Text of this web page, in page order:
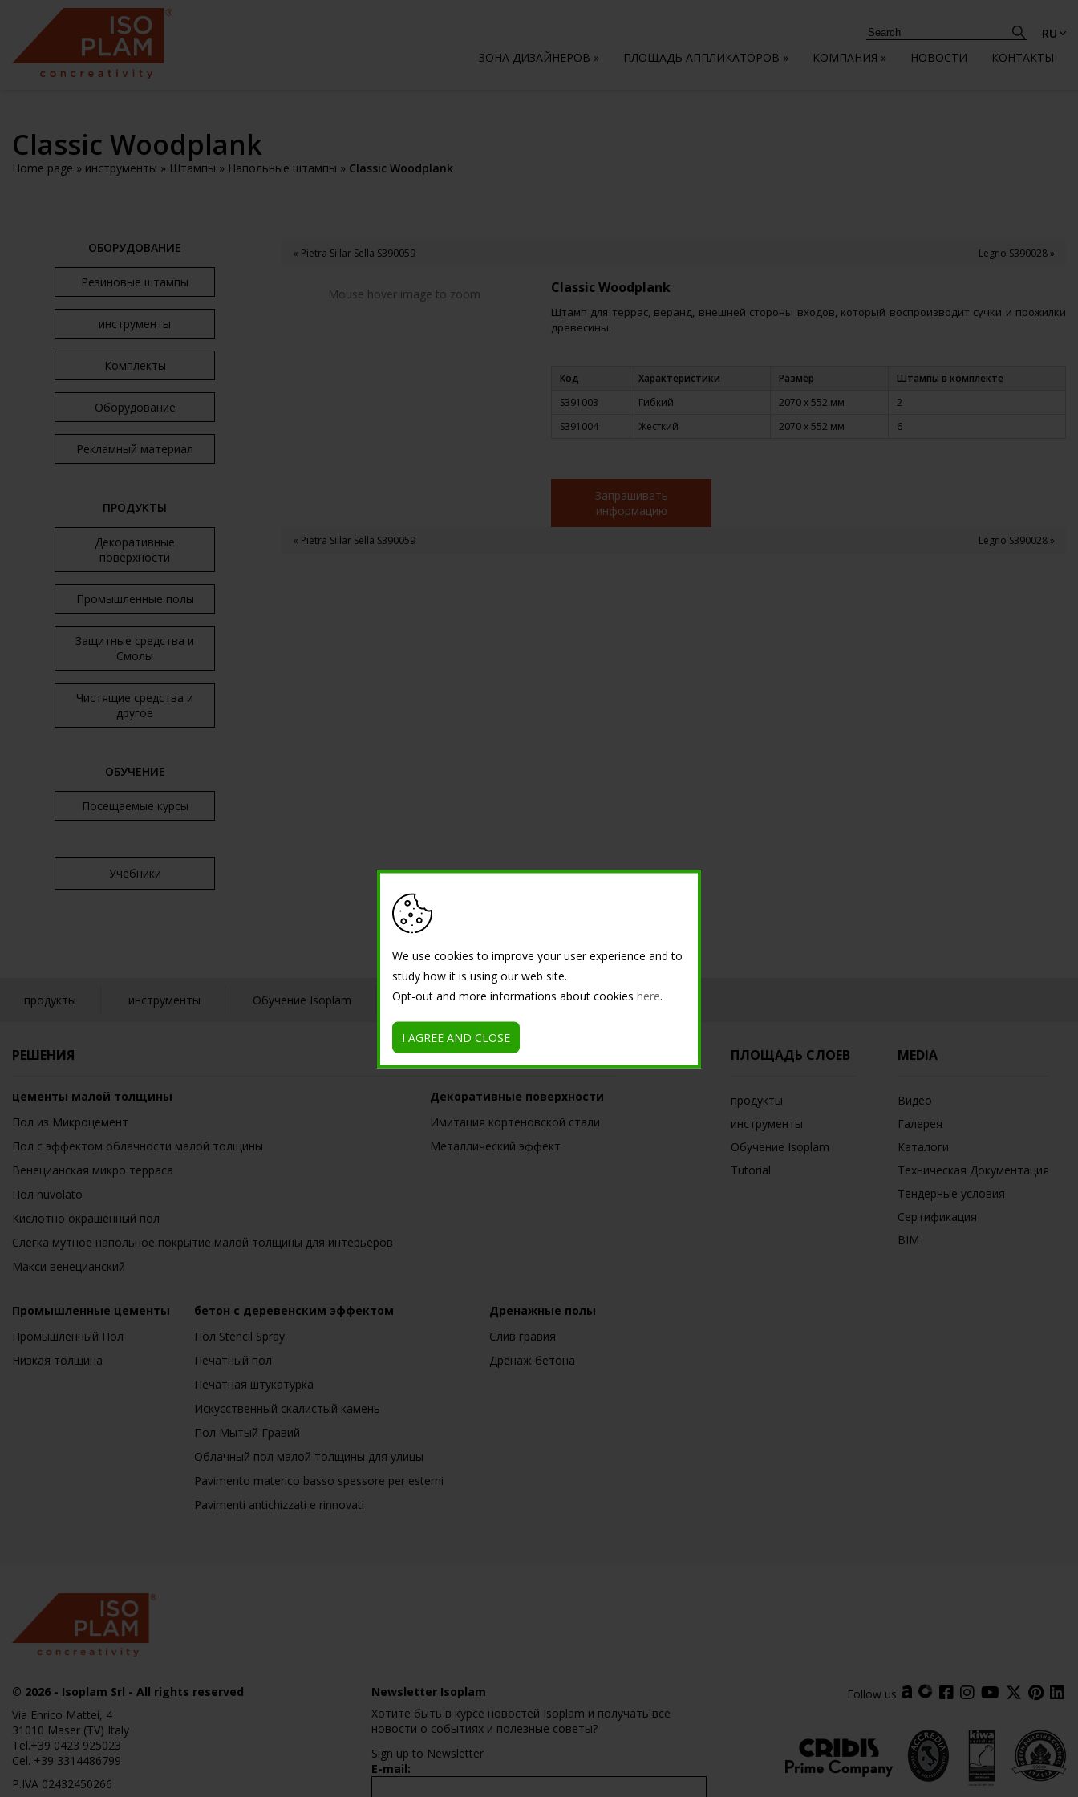
RU
ЗОНА ДИЗАЙНЕРОВ » ПЛОЩАДЬ АППЛИКАТОРОВ » КОМПАНИЯ » НОВОСТИ КОНТАКТЫ
Classic Woodplank
Home page » инструменты » Штампы » Напольные штампы » Classic Woodplank
ОБОРУДОВАНИЕ
Резиновые штампы
инструменты
Комплекты
Оборудование
Рекламный материал
ПРОДУКТЫ
Декоративные
поверхности
Промышленные полы
Защитные средства и
Смолы
Чистящие средства и
другое
ОБУЧЕНИЕ
Посещаемые курсы
Учебники
« Pietra Sillar Sella S390059 Legno S390028 »
Mouse hover image to zoom Classic Woodplank
Штамп для террас, веранд, внешней стороны входов, который воспроизводит сучки и прожилки
древесины.
Код Характеристики Размер
Штампы в комплекте
S391003
Гибкий 2070 x 552 мм
2
S391004
Жесткий 2070 x 552 мм 6
Запрашивать
информацию
« Pietra Sillar Sella S390059 Legno S390028 »
продукты инструменты Обучение Isoplam Tutorial
РЕШЕНИЯ
цементы малой толщины
Пол из Микроцемент
Пол с эффектом облачности малой толщины
Венецианская микро терраса
Пол nuvolato
Кислотно окрашенный пол
Слегка мутное напольное покрытие малой толщины для интерьеров
Макси венецианский
Декоративные поверхности
Имитация кортеновской стали
Металлический эффект
Промышленные цементы
Промышленный Пол
Низкая толщина
бетон с деревенским эффектом
Пол Stencil Spray
Печатный пол
Печатная штукатурка
Искусственный скалистый камень
Пол Мытый Гравий
Облачный пол малой толщины для улицы
Pavimento materico basso spessore per esterni
Pavimenti antichizzati e rinnovati
Дренажные полы
Слив гравия
Дренаж бетона
ПЛОЩАДЬ СЛОЕВ
продукты
инструменты
Обучение Isoplam
Tutorial
MEDIA
Видео
Галерея
Каталоги
Техническая Документация
Тендерные условия
Сертификация
BIM
© 2026 - Isoplam Srl - All rights reserved
Via Enrico Mattei, 4
31010 Maser (TV) Italy
Tel.+39 0423 925023
Cel. +39 3314486799
P.IVA 02432450266
Newsletter Isoplam
Хотите быть в курсе новостей Isoplam и получать все
новости о событиях и полезные советы?
Sign up to Newsletter
E-mail:
Follow us
We use cookies to improve your user experience and to
study how it is using our web site.
Opt-out and more informations about cookieshere.
I AGREE AND CLOSE